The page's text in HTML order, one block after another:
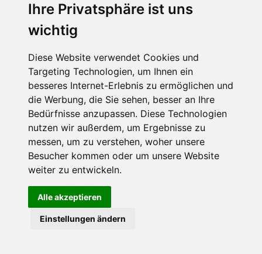
Ihre Privatsphäre ist uns
wichtig
Diese Website verwendet Cookies und
Targeting Technologien, um Ihnen ein
besseres Internet-Erlebnis zu ermöglichen und
die Werbung, die Sie sehen, besser an Ihre
Bedürfnisse anzupassen. Diese Technologien
nutzen wir außerdem, um Ergebnisse zu
messen, um zu verstehen, woher unsere
Besucher kommen oder um unsere Website
weiter zu entwickeln.
Alle akzeptieren
Einstellungen ändern
Hier finden Sie uns auch
Abonnieren Sie unseren Newsletter
Email